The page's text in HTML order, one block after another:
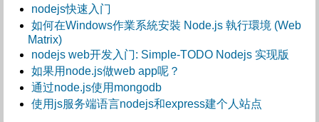
nodejs快速入门
如何在Windows作業系統安裝 Node.js 執行環境 (Web
Matrix)
nodejs web开发入门: Simple-TODO Nodejs 实现版
如果用node.js做web app呢？
通过node.js使用mongodb
使用js服务端语言nodejs和express建个人站点